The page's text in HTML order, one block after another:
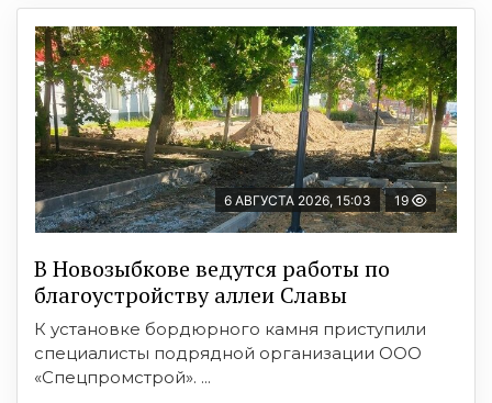
6 АВГУСТА 2026, 15:03 19
В Новозыбкове ведутся работы по
благоустройству аллеи Славы
К установке бордюрного камня приступили
специалисты подрядной организации ООО
«Спецпромстрой». ...